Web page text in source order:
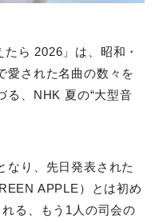
ら 2026」は、昭和・
愛された名曲の数々を
る、NHK 夏の“⼤型⾳
なり、先日発表された
APPLE）とは初め
る、もう1⼈の司会の